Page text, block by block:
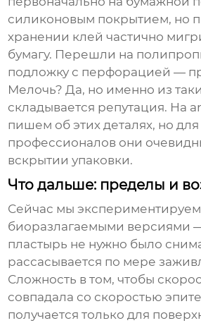
силиконовым покрытием, но
хранении клей частично
бумагу. Перешли на
подложку с перфорацией —
Мелочь? Да, но именно из
складывается репутация. На
пишем об этих деталях, но для
профессионалов они
вскрытии упаковки.
Что дальше: пределы и
Сейчас мы
биоразлагаемыми версиями
пластырь не нужно было
рассасывается по мере
Сложность в том, чтобы
совпадала со скоростью
получается только для